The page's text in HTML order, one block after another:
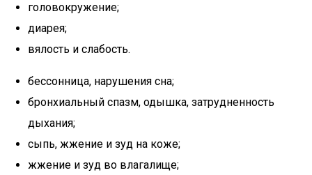
головокружение;
диарея;
вялость и слабость.
бессонница, нарушения сна;
бронхиальный спазм, одышка, затрудненность
дыхания;
сыпь, жжение и зуд на коже;
жжение и зуд во влагалище;